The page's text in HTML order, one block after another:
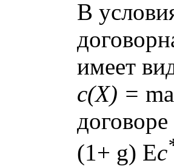
В
имеет
c(X) =
(1+ g) Ec